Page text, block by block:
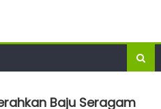
Baju Seragam